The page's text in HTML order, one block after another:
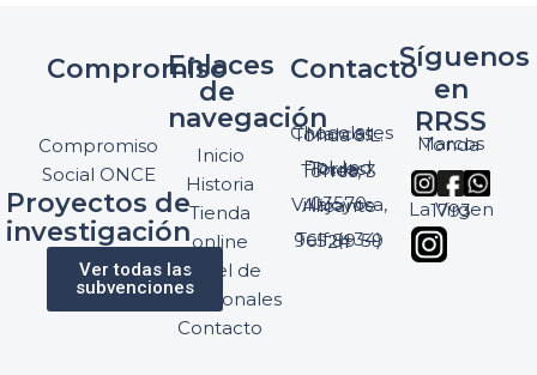
Compromiso
Compromiso
Social ONCE
Proyectos de
investigación
Ver todas las
subvenciones
Enlaces
de
navegación
Inicio
Historia
Tienda
online
Panel de
profesionales
Contacto
Contacto
Chocolates Marcos Tonda S.L.
Pol. Ind. Torres, Ptda. Torres, 3
03570 Villajoyosa, Alicante
Telf: (+34) 965 89 59 24
Síguenos
en
RRSS
Marcos Tonda
La Virgen 1793